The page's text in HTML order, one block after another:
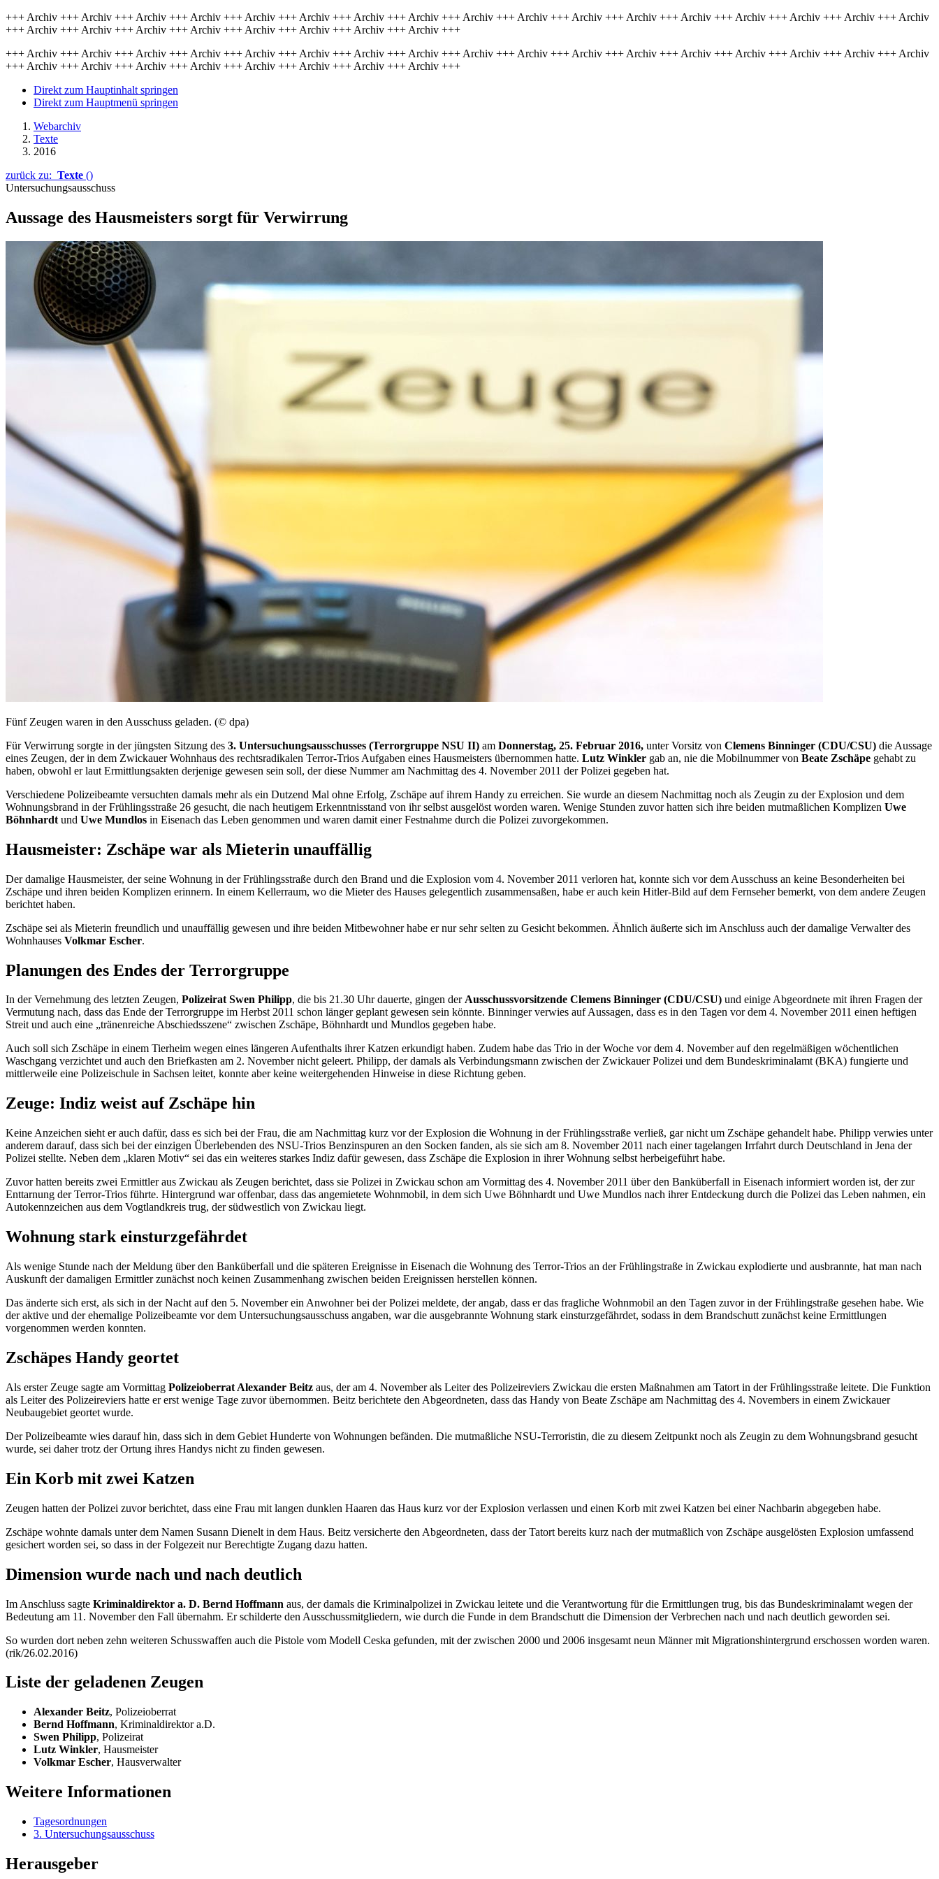
+++ Archiv +++ Archiv +++ Archiv +++ Archiv +++ Archiv +++ Archiv +++ Archiv +++ Archiv +++ Archiv +++ Archiv +++ Archiv +++ Archiv +++ Archiv +++ Archiv +++ Archiv +++ Archiv +++ Archiv
+++ Archiv +++ Archiv +++ Archiv +++ Archiv +++ Archiv +++ Archiv +++ Archiv +++ Archiv +++
+++ Archiv +++ Archiv +++ Archiv +++ Archiv +++ Archiv +++ Archiv +++ Archiv +++ Archiv +++ Archiv +++ Archiv +++ Archiv +++ Archiv +++ Archiv +++ Archiv +++ Archiv +++ Archiv +++ Archiv
+++ Archiv +++ Archiv +++ Archiv +++ Archiv +++ Archiv +++ Archiv +++ Archiv +++ Archiv +++
Direkt zum Hauptinhalt springen
Direkt zum Hauptmenü springen
Webarchiv
Texte
2016
zurück zu: Texte ()
Untersuchungsausschuss
Aussage des Hausmeisters sorgt für Verwirrung
Fünf Zeugen waren in den Ausschuss geladen. (© dpa)
Für Verwirrung sorgte in der jüngsten Sitzung des 3. Untersuchungsausschusses (Terrorgruppe NSU II) am Donnerstag, 25. Februar 2016, unter Vorsitz von Clemens Binninger (CDU/CSU) die Aussage
eines Zeugen, der in dem Zwickauer Wohnhaus des rechtsradikalen Terror-Trios Aufgaben eines Hausmeisters übernommen hatte. Lutz Winkler gab an, nie die Mobilnummer von Beate Zschäpe gehabt zu
haben, obwohl er laut Ermittlungsakten derjenige gewesen sein soll, der diese Nummer am Nachmittag des 4. November 2011 der Polizei gegeben hat.
Verschiedene Polizeibeamte versuchten damals mehr als ein Dutzend Mal ohne Erfolg, Zschäpe auf ihrem Handy zu erreichen. Sie wurde an diesem Nachmittag noch als Zeugin zu der Explosion und dem
Wohnungsbrand in der Frühlingsstraße 26 gesucht, die nach heutigem Erkenntnisstand von ihr selbst ausgelöst worden waren. Wenige Stunden zuvor hatten sich ihre beiden mutmaßlichen Komplizen Uwe
Böhnhardt und Uwe Mundlos in Eisenach das Leben genommen und waren damit einer Festnahme durch die Polizei zuvorgekommen.
Hausmeister: Zschäpe war als Mieterin unauffällig
Der damalige Hausmeister, der seine Wohnung in der Frühlingsstraße durch den Brand und die Explosion vom 4. November 2011 verloren hat, konnte sich vor dem Ausschuss an keine Besonderheiten bei
Zschäpe und ihren beiden Komplizen erinnern. In einem Kellerraum, wo die Mieter des Hauses gelegentlich zusammensaßen, habe er auch kein Hitler-Bild auf dem Fernseher bemerkt, von dem andere Zeugen
berichtet haben.
Zschäpe sei als Mieterin freundlich und unauffällig gewesen und ihre beiden Mitbewohner habe er nur sehr selten zu Gesicht bekommen. Ähnlich äußerte sich im Anschluss auch der damalige Verwalter des
Wohnhauses Volkmar Escher.
Planungen des Endes der Terrorgruppe
In der Vernehmung des letzten Zeugen, Polizeirat Swen Philipp, die bis 21.30 Uhr dauerte, gingen derAusschussvorsitzende Clemens Binninger (CDU/CSU) und einige Abgeordnete mit ihren Fragen der
Vermutung nach, dass das Ende der Terrorgruppe im Herbst 2011 schon länger geplant gewesen sein könnte. Binninger verwies auf Aussagen, dass es in den Tagen vor dem 4. November 2011 einen heftigen
Streit und auch eine „tränenreiche Abschiedsszene“ zwischen Zschäpe, Böhnhardt und Mundlos gegeben habe.
Auch soll sich Zschäpe in einem Tierheim wegen eines längeren Aufenthalts ihrer Katzen erkundigt haben. Zudem habe das Trio in der Woche vor dem 4. November auf den regelmäßigen wöchentlichen
Waschgang verzichtet und auch den Briefkasten am 2. November nicht geleert. Philipp, der damals als Verbindungsmann zwischen der Zwickauer Polizei und dem Bundeskriminalamt (BKA) fungierte und
mittlerweile eine Polizeischule in Sachsen leitet, konnte aber keine weitergehenden Hinweise in diese Richtung geben.
Zeuge: Indiz weist auf Zschäpe hin
Keine Anzeichen sieht er auch dafür, dass es sich bei der Frau, die am Nachmittag kurz vor der Explosion die Wohnung in der Frühlingsstraße verließ, gar nicht um Zschäpe gehandelt habe. Philipp verwies unter
anderem darauf, dass sich bei der einzigen Überlebenden des NSU-Trios Benzinspuren an den Socken fanden, als sie sich am 8. November 2011 nach einer tagelangen Irrfahrt durch Deutschland in Jena der
Polizei stellte. Neben dem „klaren Motiv“ sei das ein weiteres starkes Indiz dafür gewesen, dass Zschäpe die Explosion in ihrer Wohnung selbst herbeigeführt habe.
Zuvor hatten bereits zwei Ermittler aus Zwickau als Zeugen berichtet, dass sie Polizei in Zwickau schon am Vormittag des 4. November 2011 über den Banküberfall in Eisenach informiert worden ist, der zur
Enttarnung der Terror-Trios führte. Hintergrund war offenbar, dass das angemietete Wohnmobil, in dem sich Uwe Böhnhardt und Uwe Mundlos nach ihrer Entdeckung durch die Polizei das Leben nahmen, ein
Autokennzeichen aus dem Vogtlandkreis trug, der südwestlich von Zwickau liegt.
Wohnung stark einsturzgefährdet
Als wenige Stunde nach der Meldung über den Banküberfall und die späteren Ereignisse in Eisenach die Wohnung des Terror-Trios an der Frühlingstraße in Zwickau explodierte und ausbrannte, hat man nach
Auskunft der damaligen Ermittler zunächst noch keinen Zusammenhang zwischen beiden Ereignissen herstellen können.
Das änderte sich erst, als sich in der Nacht auf den 5. November ein Anwohner bei der Polizei meldete, der angab, dass er das fragliche Wohnmobil an den Tagen zuvor in der Frühlingstraße gesehen habe. Wie
der aktive und der ehemalige Polizeibeamte vor dem Untersuchungsausschuss angaben, war die ausgebrannte Wohnung stark einsturzgefährdet, sodass in dem Brandschutt zunächst keine Ermittlungen
vorgenommen werden konnten.
Zschäpes Handy geortet
Als erster Zeuge sagte am Vormittag Polizeioberrat Alexander Beitz aus, der am 4. November als Leiter des Polizeireviers Zwickau die ersten Maßnahmen am Tatort in der Frühlingsstraße leitete. Die Funktion
als Leiter des Polizeireviers hatte er erst wenige Tage zuvor übernommen. Beitz berichtete den Abgeordneten, dass das Handy von Beate Zschäpe am Nachmittag des 4. Novembers in einem Zwickauer
Neubaugebiet geortet wurde.
Der Polizeibeamte wies darauf hin, dass sich in dem Gebiet Hunderte von Wohnungen befänden. Die mutmaßliche NSU-Terroristin, die zu diesem Zeitpunkt noch als Zeugin zu dem Wohnungsbrand gesucht
wurde, sei daher trotz der Ortung ihres Handys nicht zu finden gewesen.
Ein Korb mit zwei Katzen
Zeugen hatten der Polizei zuvor berichtet, dass eine Frau mit langen dunklen Haaren das Haus kurz vor der Explosion verlassen und einen Korb mit zwei Katzen bei einer Nachbarin abgegeben habe.
Zschäpe wohnte damals unter dem Namen Susann Dienelt in dem Haus. Beitz versicherte den Abgeordneten, dass der Tatort bereits kurz nach der mutmaßlich von Zschäpe ausgelösten Explosion umfassend
gesichert worden sei, so dass in der Folgezeit nur Berechtigte Zugang dazu hatten.
Dimension wurde nach und nach deutlich
Im Anschluss sagte Kriminaldirektor a. D. Bernd Hoffmann aus, der damals die Kriminalpolizei in Zwickau leitete und die Verantwortung für die Ermittlungen trug, bis das Bundeskriminalamt wegen der
Bedeutung am 11. November den Fall übernahm. Er schilderte den Ausschussmitgliedern, wie durch die Funde in dem Brandschutt die Dimension der Verbrechen nach und nach deutlich geworden sei.
So wurden dort neben zehn weiteren Schusswaffen auch die Pistole vom Modell Ceska gefunden, mit der zwischen 2000 und 2006 insgesamt neun Männer mit Migrationshintergrund erschossen worden waren.
(rik/26.02.2016)
Liste der geladenen Zeugen
Alexander Beitz, Polizeioberrat
Bernd Hoffmann, Kriminaldirektor a.D.
Swen Philipp, Polizeirat
Lutz Winkler, Hausmeister
Volkmar Escher, Hausverwalter
Weitere Informationen
Tagesordnungen
3. Untersuchungsausschuss
Herausgeber